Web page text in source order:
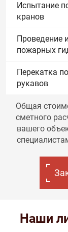
Испытание
кранов
Проведение
пожарных
Перекатка
рукавов
Общая
сметного
вашего
Наши